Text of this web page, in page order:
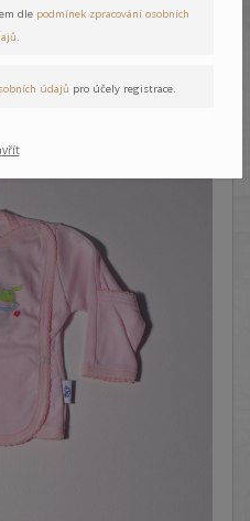
dle podmínek zpracování osobních
.
údajů pro účely registrace.